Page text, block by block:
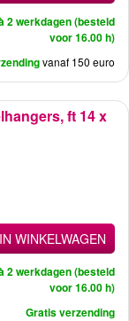
2 werkdagen (besteld
voor 16.00 h)
vanaf 150 euro
ft 14 x
IN WINKELWAGEN
2 werkdagen (besteld
voor 16.00 h)
Gratis verzending